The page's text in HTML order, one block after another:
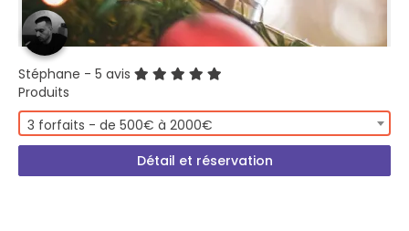
Stéphane - 5 avis
Produits
3 forfaits - de 500€ à 2000€
Détail et réservation